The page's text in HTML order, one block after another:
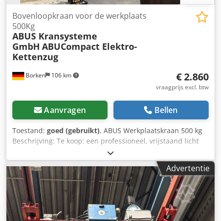
Borken 106 km
Bovenloopkraan voor de werkplaats
500Kg
ABUS Kransysteme
GmbH ABUCompact Elektro-
Kettenzug
€ 2.860
vraagprijs excl. btw
Aanvragen Bellen
Toestand: goed (gebruikt), ABUS Werkplaatskraan 500 kg
Beschrijving: Te koop: een professioneel, vrijstaand licht
kraansysteem van marktleider ABUS (serie HB-System),
bouwjaar 2008. Het systeem verkeert in een zeer goed
onderhouden, schone staat, is direct afkomstig uit een
actieve werkomgeving en is uitermate geschikt voor
werkplaatsen, metaalbewerkingsbedrijven, autobedrijven
of lasstations om lasten tot 500 kg nauwkeurig en
moeiteloos te verplaatsen. Technische gegevens & details:
Advertentie